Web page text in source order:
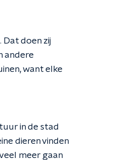
Dat doen zij
andere
want elke
in de stad
dieren vinden
meer gaan